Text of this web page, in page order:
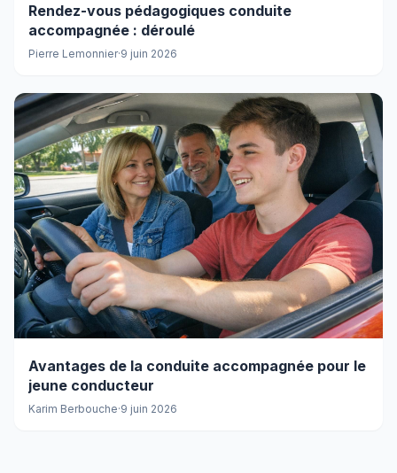
Rendez-vous pédagogiques conduite
accompagnée : déroulé
Pierre Lemonnier·9 juin 2026
Avantages de la conduite accompagnée pour le
jeune conducteur
Karim Berbouche·9 juin 2026